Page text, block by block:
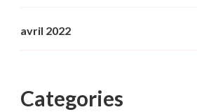
avril 2022
Categories